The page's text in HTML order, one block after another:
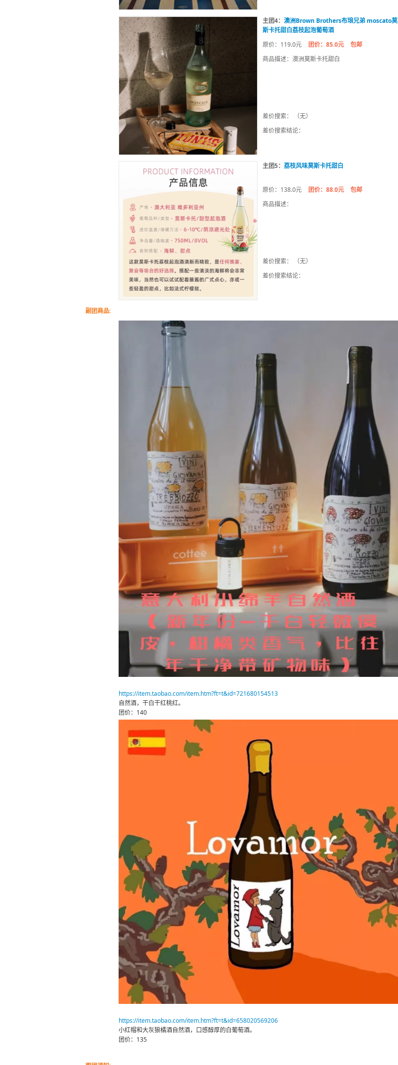
主团4： 澳洲Brown Brothers布琅兄弟 moscato莫
斯卡托甜白荔枝起泡葡萄酒
原价：119.0元
团价：85.0元
包邮
商品描述：澳洲莫斯卡托甜白
差价搜索： （无）
差价搜索结论：
主团5： 荔枝风味莫斯卡托甜白
原价：138.0元 团价：88.0元
包邮
商品描述：
差价搜索： （无）
差价搜索结论：
副团商品:
https://item.taobao.com/item.htm?ft=t&id=721680154513
自然酒，干白干红桃红。
团价：140
https://item.taobao.com/item.htm?ft=t&id=658020569206
小红帽和大灰狼橘酒自然酒，口感醇厚的白葡萄酒。
团价：135